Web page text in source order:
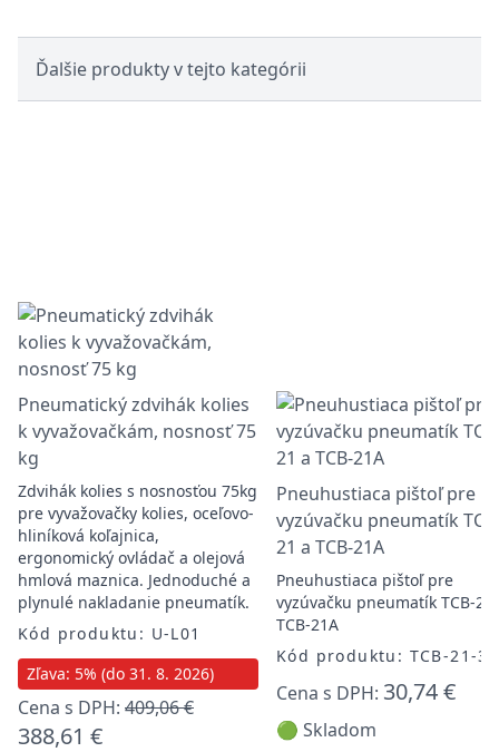
Ďalšie produkty v tejto kategórii
Pneumatický zdvihák kolies
k vyvažovačkám, nosnosť 75
kg
Zdvihák kolies s nosnosťou 75kg
pre vyvažovačky kolies, oceľovo-
hliníková koľajnica,
ergonomický ovládač a olejová
hmlová maznica. Jednoduché a
plynulé nakladanie pneumatík.
Kód produktu: U-L01
Zľava: 5% (do 31. 8. 2026)
Cena s DPH: 409,06 €
388,61 €
Pneuhustiaca pištoľ pre
vyzúvačku pneumatík
21 a TCB-21A
Pneuhustiaca pištoľ pre
vyzúvačku pneumatík TCB-21
TCB-21A
Kód produktu: TCB-21-35
Cena s DPH: 30,74 €
🟢 Skladom